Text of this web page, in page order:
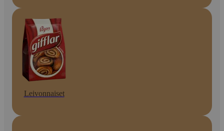
Leivonnaiset